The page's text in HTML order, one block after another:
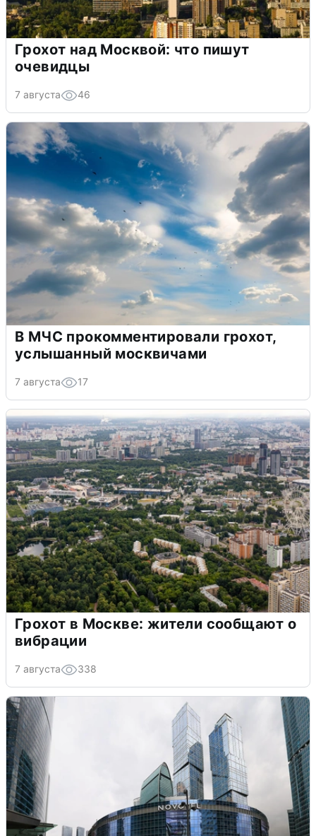
Грохот над Москвой: что пишут
очевидцы
7 августа 46
В МЧС прокомментировали грохот,
услышанный москвичами
7 августа 17
Грохот в Москве: жители сообщают о
вибрации
7 августа 338